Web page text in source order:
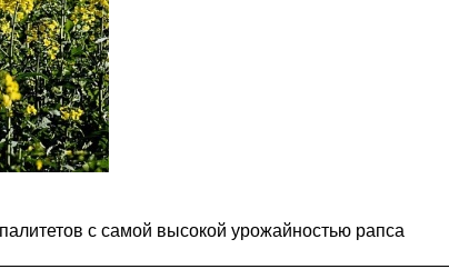
с самой высокой урожайностью рапса